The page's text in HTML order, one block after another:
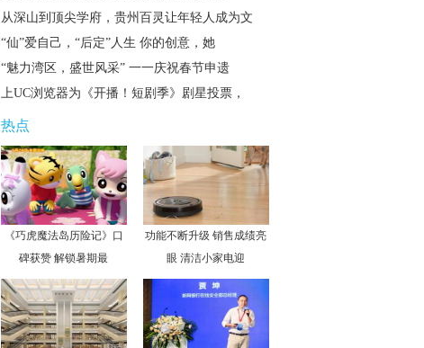
从深山到顶尖学府，贵州百灵让年轻人成为文
“仙”爱自己，“后定”人生 你的创意，她
“魅力湾区，盛世风采” 一一庆祝春节申遗
上UC浏览器为《开播！短剧季》剧星投票，
热点
《巧虎魔法岛历险记》口
碑获赞 解锁暑期最
功能不断升级 销售成绩亮
眼 清洁小家电迎